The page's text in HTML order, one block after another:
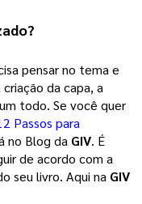
?
pensar no tema e
da capa, a
todo. Se você quer
Passos para
no Blog da GIV. É
de acordo com a
seu livro. Aqui na GIV